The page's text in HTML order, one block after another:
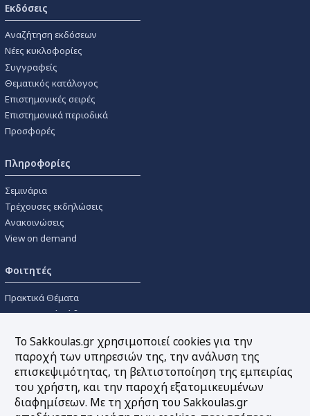
Εκδόσεις
Αναζήτηση εκδόσεων
Νέες κυκλοφορίες
Συγγραφείς
Θεματικός κατάλογος
Επιστημονικές σειρές
Επιστημονικά περιοδικά
Προσφορές
Πληροφορίες
Σεμινάρια
Τρέχουσες εκδηλώσεις
Ανακοινώσεις
View on demand
Φοιτητές
Πρακτικά Θέματα
Οικονομικοί Κώδικες
Συγγραμμάτων
Εργαλεία
Online υπολογισμός τόκων
Το Sakkoulas.gr χρησιμοποιεί cookies για την
παροχή των υπηρεσιών της, την ανάλυση της
επισκεψιμότητας, τη βελτιστοποίηση της εμπειρίας
του χρήστη, και την παροχή εξατομικευμένων
διαφημίσεων. Με τη χρήση του Sakkoulas.gr